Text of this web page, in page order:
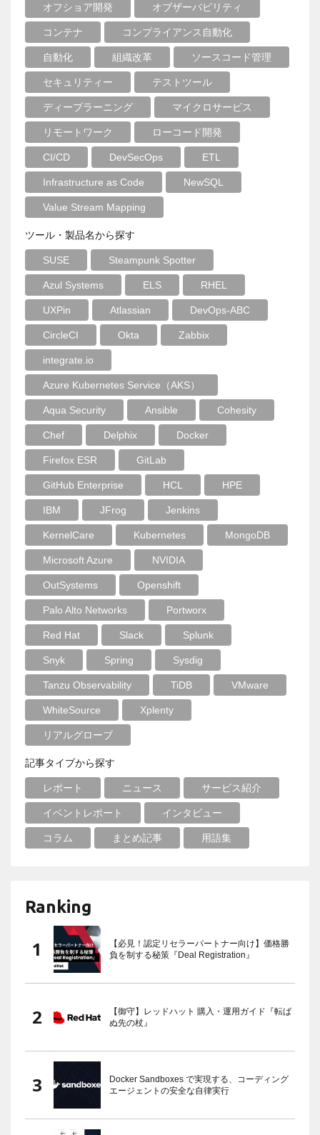
オフショア開発 オブザーバビリティ
コンテナ コンプライアンス自動化
自動化 組織改革 ソースコード管理
セキュリティー テストツール
ディープラーニング マイクロサービス
リモートワーク ローコード開発
CI/CD DevSecOps ETL
Infrastructure as Code NewSQL
Value Stream Mapping
ツール・製品名から探す
SUSE Steampunk Spotter
Azul Systems ELS RHEL
UXPin Atlassian DevOps-ABC
CircleCI Okta Zabbix
integrate.io
Azure Kubernetes Service（AKS）
Aqua Security Ansible Cohesity
Chef Delphix Docker
Firefox ESR GitLab
GitHub Enterprise HCL HPE
IBM JFrog Jenkins
KernelCare Kubernetes MongoDB
Microsoft Azure NVIDIA
OutSystems Openshift
Palo Alto Networks Portworx
Red Hat Slack Splunk
Snyk Spring Sysdig
Tanzu Observability TiDB VMware
WhiteSource Xplenty
リアルグローブ
記事タイプから探す
レポート ニュース サービス紹介
イベントレポート インタビュー
コラム まとめ記事 用語集
Ranking
【必見！認定リセラーパートナー向け】価格勝
負を制する秘策『Deal Registration』
【御守】レッドハット 購入・運用ガイド『転ば
ぬ先の杖』
Docker Sandboxes で実現する、コーディング
エージェントの安全な自律実行